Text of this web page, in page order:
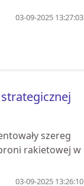
03-09-2025 13:27:03
szereg
rakietowej w
03-09-2025 13:26:10